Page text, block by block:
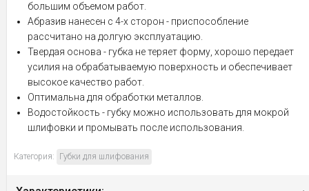
большим объемом работ.
Абразив нанесен с 4-х сторон - приспособление
рассчитано на долгую эксплуатацию.
Твердая основа - губка не теряет форму, хорошо передает
усилия на обрабатываемую поверхность и обеспечивает
высокое качество работ.
Оптимальна для обработки металлов.
Водостойкость - губку можно использовать для мокрой
шлифовки и промывать после использования.
Категория: Губки для шлифования